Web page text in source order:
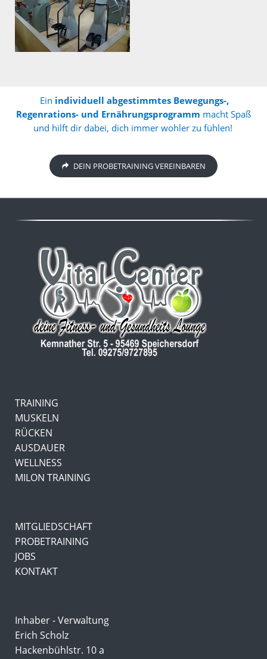
Ein individuell abgestimmtes Bewegungs-,
Regenrations- und Ernährungsprogramm macht Spaß
und hilft dir dabei, dich immer wohler zu fühlen!
DEIN PROBETRAINING VEREINBAREN
TRAINING
MUSKELN
RÜCKEN
AUSDAUER
WELLNESS
MILON TRAINING
MITGLIEDSCHAFT
PROBETRAINING
JOBS
KONTAKT
Inhaber - Verwaltung
Erich Scholz
Hackenbühlstr. 10 a